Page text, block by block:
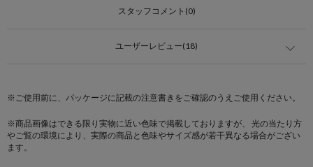
スタッフコメント(0)
ユーザーレビュー(18)
※ご使用前に、パッケージに記載の注意書きをご確認のうえご使用ください。
※商品画像はできる限り実物に近い色味で掲載しておりますが、 光の当たり方
やご覧の環境により、実際の商品と色味やサイズ感が若干異なる場合がござい
ます。